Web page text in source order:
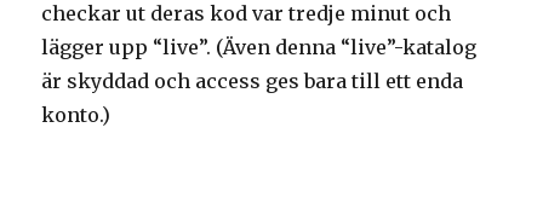
checkar ut deras kod var tredje minut och
lägger upp “live”. (Även denna “live”-katalog
är skyddad och access ges bara till ett enda
konto.)